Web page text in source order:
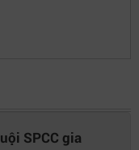
SPCC gia